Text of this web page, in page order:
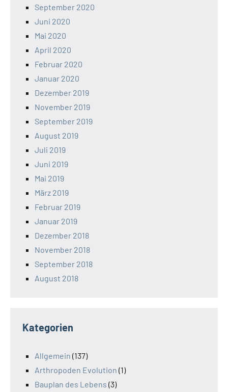
September 2020
Juni 2020
Mai 2020
April 2020
Februar 2020
Januar 2020
Dezember 2019
November 2019
September 2019
August 2019
Juli 2019
Juni 2019
Mai 2019
März 2019
Februar 2019
Januar 2019
Dezember 2018
November 2018
September 2018
August 2018
Kategorien
Allgemein (137)
Arthropoden Evolution (1)
Bauplan des Lebens (3)